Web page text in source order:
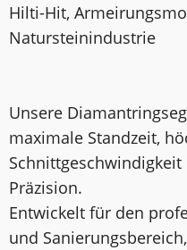
Hilti-Hit,
Natursteinindustrie
Unsere
maximale Standzeit,
Präzision.
Entwickelt für den
und